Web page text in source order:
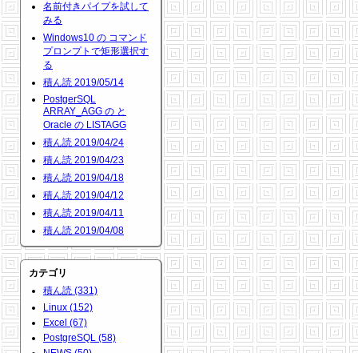
名前付きパイプを試して
みる
Windows10 の コマンド
プロンプトで矩形選択す
る
積ん読 2019/05/14
PostgerSQL
ARRAY_AGG の と
Oracle の LISTAGG
積ん読 2019/04/24
積ん読 2019/04/23
積ん読 2019/04/18
積ん読 2019/04/12
積ん読 2019/04/11
積ん読 2019/04/08
カテゴリ
積ん読 (331)
Linux (152)
Excel (67)
PostgreSQL (58)